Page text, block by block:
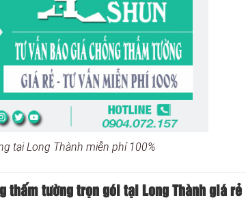
tại Long Thành miễn phí 100%
tường trọn gói tại Long Thànhgiá rẻ